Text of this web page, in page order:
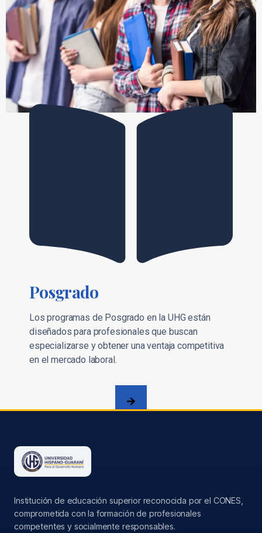
Posgrado
Los programas de Posgrado en la UHG están
diseñados para profesionales que buscan
especializarse y obtener una ventaja competitiva
en el mercado laboral.
Institución de educación superior reconocida por el CONES,
comprometida con la formación de profesionales
competentes y socialmente responsables.